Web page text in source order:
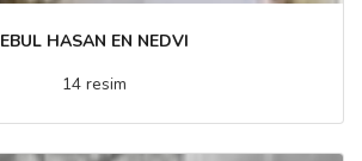
EBUL HASAN EN NEDVI
14 resim